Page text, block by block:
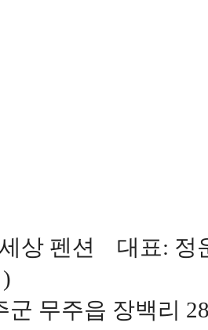
상 펜션 대표: 정
군 무주읍 장백리